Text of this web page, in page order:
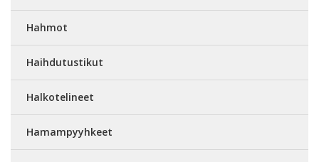
Hahmot
Haihdutustikut
Halkotelineet
Hamampyyhkeet